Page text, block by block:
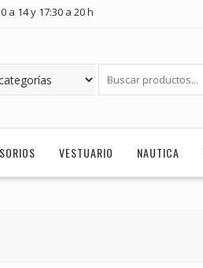
a 14 y 17:30 a 20 h
VESTUARIO NAUTICA